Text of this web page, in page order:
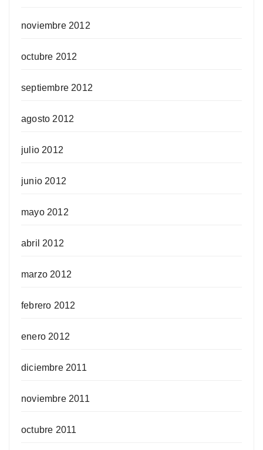
noviembre 2012
octubre 2012
septiembre 2012
agosto 2012
julio 2012
junio 2012
mayo 2012
abril 2012
marzo 2012
febrero 2012
enero 2012
diciembre 2011
noviembre 2011
octubre 2011